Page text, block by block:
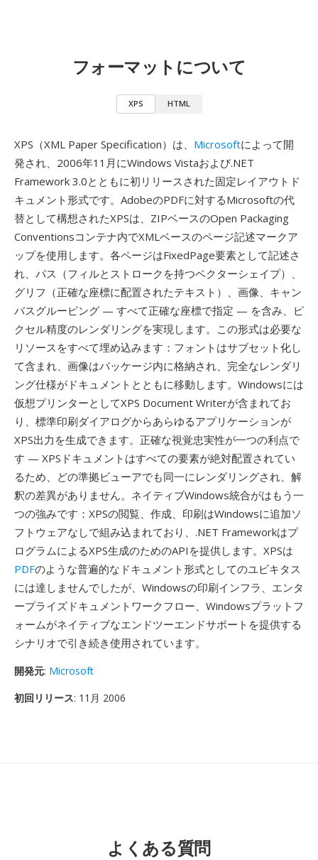
フォーマットについて
XPS HTML
XPS（XML Paper Specification）は、 Microsoftによって開
発され、2006年11月にWindows Vistaおよび.NET
Framework 3.0とともに初リリースされた固定レイアウトド
キュメント形式です。AdobeのPDFに対するMicrosoftの代
替として構想されたXPSは、ZIPベースのOpen Packaging
Conventionsコンテナ内でXMLベースのページ記述マークア
ップを使用します。各ページはFixedPage要素として記述さ
れ、パス（フィルとストロークを持つベクターシェイプ）、
グリフ（正確な座標に配置されたテキスト）、画像、キャン
バスグルーピング — すべて正確な座標で指定 — を含み、ピ
クセル精度のレンダリングを実現します。この形式は必要な
リソースをすべて埋め込みます：フォントはサブセット化し
て含まれ、画像はパッケージ内に格納され、完全なレンダリ
ング仕様がドキュメントとともに移動します。Windowsには
仮想プリンターとしてXPS Document Writerが含まれてお
り、標準印刷ダイアログからあらゆるアプリケーションが
XPS出力を生成できます。正確な視覚忠実性が一つの利点で
す — XPSドキュメントはすべての要素が絶対配置されてい
るため、どの準拠ビューアでも同一にレンダリングされ、解
釈の差異がありません。ネイティブWindows統合がはもう一
つの強みです：XPSの閲覧、作成、印刷はWindowsに追加ソ
フトウェアなしで組み込まれており、.NET Frameworkはプ
ログラムによるXPS生成のためのAPIを提供します。XPSは
PDFのような普遍的なドキュメント形式としてのユビキタス
には達しませんでしたが、Windowsの印刷インフラ、エンタ
ープライズドキュメントワークフロー、Windowsプラットフ
ォームがネイティブなエンドツーエンドサポートを提供する
シナリオで引き続き使用されています。
開発元: Microsoft
初回リリース: 11月 2006
よくある質問